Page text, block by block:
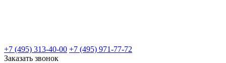
+7 (495) 313-40-00 +7 (495) 971-77-72
Заказать звонок